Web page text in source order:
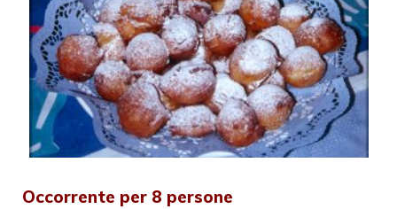
Occorrente per 8 persone